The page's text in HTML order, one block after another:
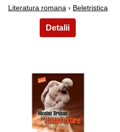
Literatura romana › Beletristica
35